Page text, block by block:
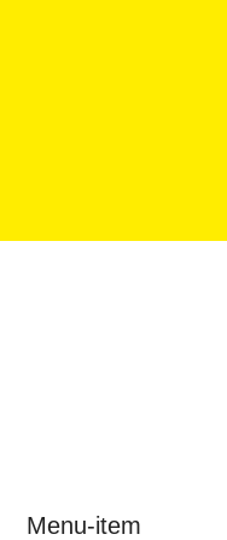
Menu-item